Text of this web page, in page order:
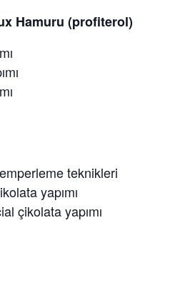
Hamuru (profiterol)
teknikleri
yapımı
çikolata yapımı